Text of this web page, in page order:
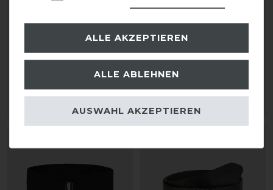
ARTIKEL MERKEN
159,00 € *
ARTIKEL MERKEN
ALLE AKZEPTIEREN
ALLE ABLEHNEN
AUSWAHL AKZEPTIEREN